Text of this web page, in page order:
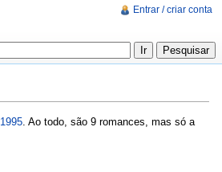
1995. Ao todo, são 9 romances, mas só a
Entrar / criar conta